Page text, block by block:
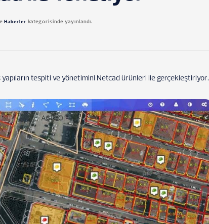
Haberler kategorisinde yayınlandı.
tespiti ve yönetimini Netcad ürünleri ile gerçekleştiriyor.